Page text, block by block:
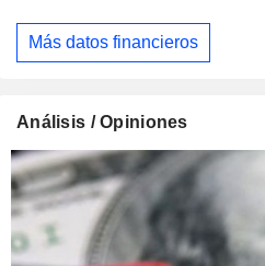
Más datos financieros
Análisis / Opiniones